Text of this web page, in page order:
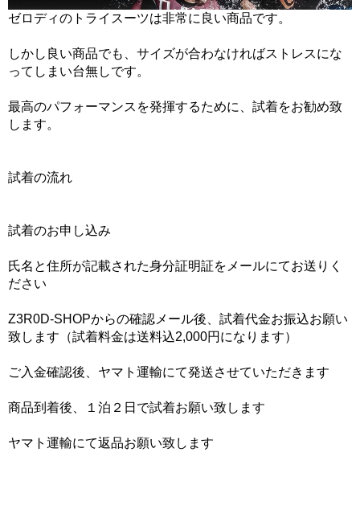
ゼロディのトライスーツは非常に良い商品です。
しかし良い商品でも、サイズが合わなければストレスにな
ってしまい台無しです。
最高のパフォーマンスを発揮するために、試着をお勧め致
します。
試着の流れ
試着のお申し込み
氏名と住所が記載された身分証明証をメールにてお送りく
ださい
Z3R0D-SHOPからの確認メール後、試着代金お振込お願い
致します（試着料金は送料込2,000円になります）
ご入金確認後、ヤマト運輸にて発送させていただきます
商品到着後、１泊２日で試着お願い致します
ヤマト運輸にて返品お願い致します